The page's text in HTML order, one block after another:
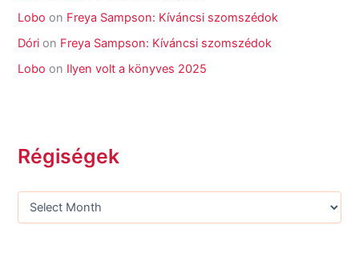
Lobo on Freya Sampson: Kíváncsi szomszédok
Dóri on Freya Sampson: Kíváncsi szomszédok
Lobo on Ilyen volt a könyves 2025
Régiségek